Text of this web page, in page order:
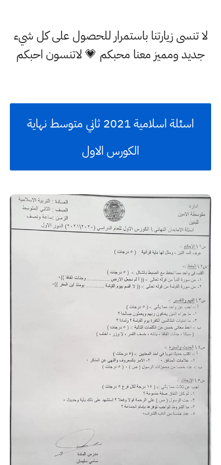
لا تنسى زيارتنا باستمرار للحصول على كل شيء
جديد ومميز معنا محبكم 💗 لاتنسون احبكم
اسئلة اسلامية 2021 ثاني متوسط نهاية
الكورس الاول